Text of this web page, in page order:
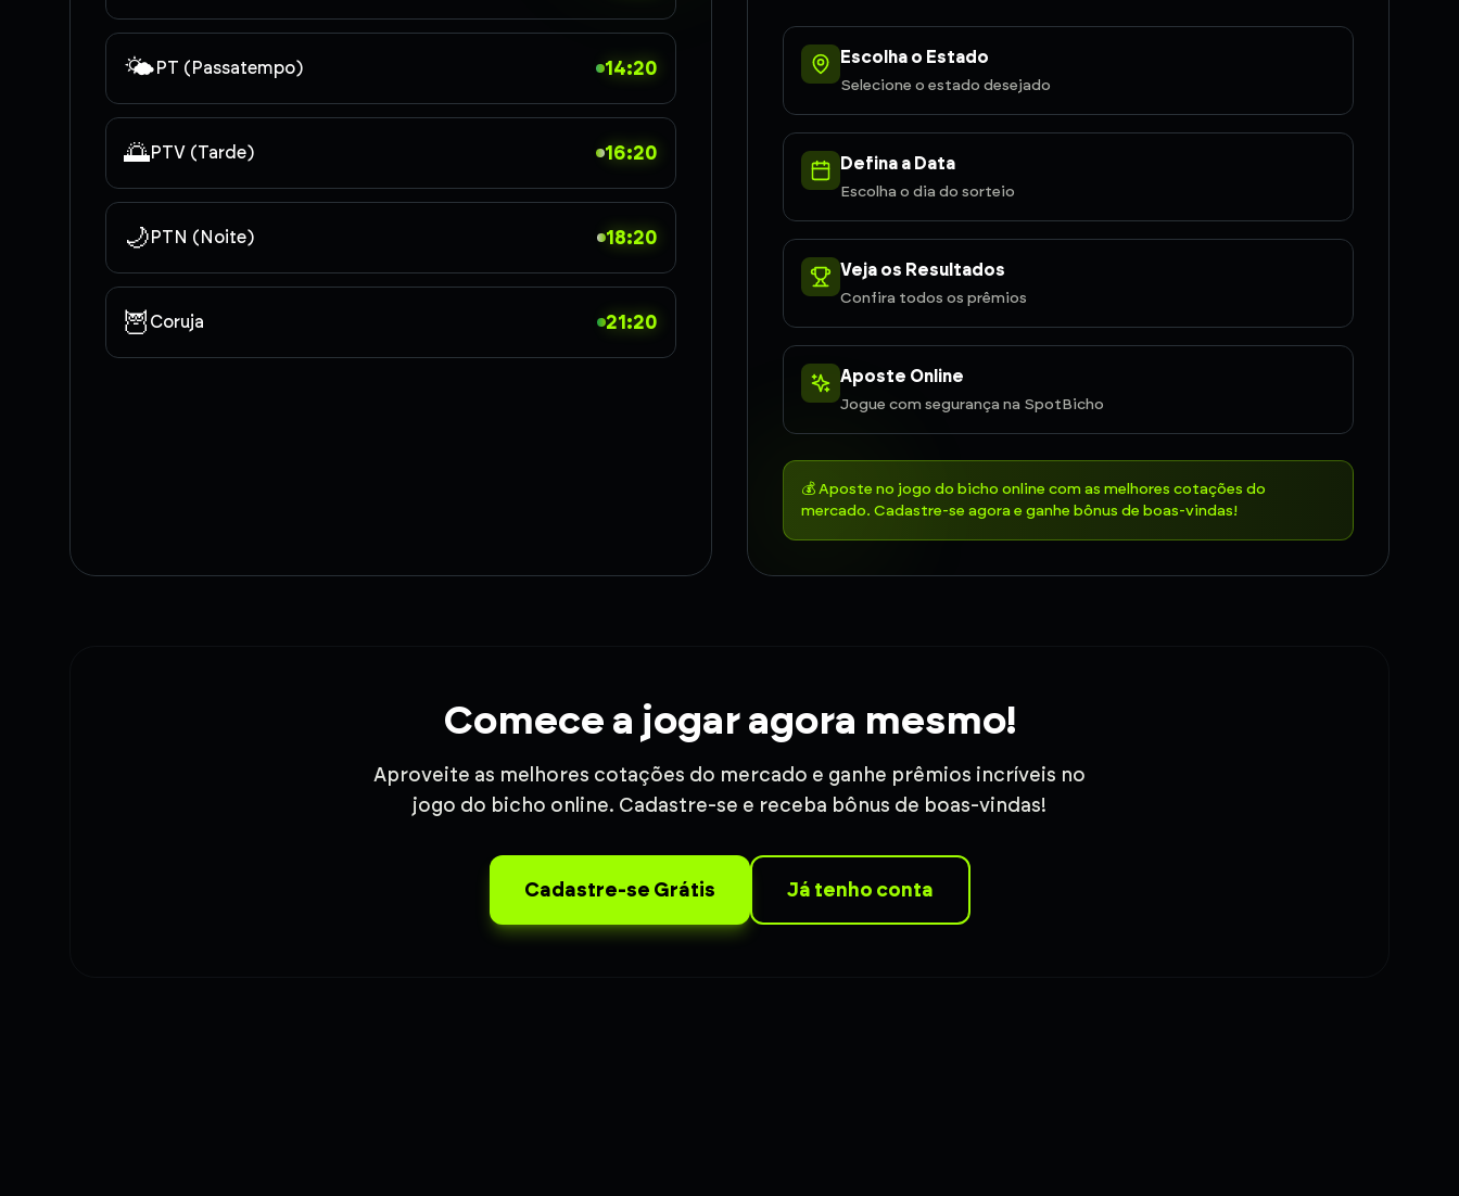
🌤️PT (Passatempo) 14:20
🌅PTV (Tarde) 16:20
🌙PTN (Noite) 18:20
🦉 Coruja 21:20
Escolha o Estado
Selecione o estado desejado
Defina a Data
Escolha o dia do sorteio
Veja os Resultados
Confira todos os prêmios
Aposte Online
Jogue com segurança na SpotBicho
💰 Aposte no jogo do bicho online com as melhores cotações do
mercado. Cadastre-se agora e ganhe bônus de boas-vindas!
Comece a jogar agora mesmo!
Aproveite as melhores cotações do mercado e ganhe prêmios incríveis no
jogo do bicho online. Cadastre-se e receba bônus de boas-vindas!
Cadastre-se Grátis Já tenho conta